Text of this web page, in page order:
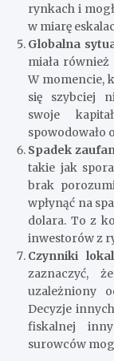
rynkach i
w miarę
Globalna
miała
W momencie,
się szybciej
swoje
spowodowało
Spadek
takie jak
brak
wpłynąć na
dolara. To z
inwestorów z
Czynniki
zaznaczyć,
uzależniony
Decyzje
fiskalnej
surowców